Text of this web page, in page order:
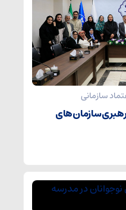
سازمانی
سازمان‌های